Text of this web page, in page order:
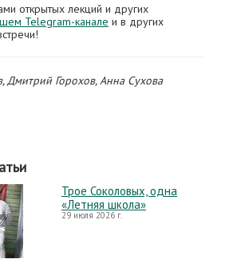
открытых лекций и других
Telegram-канале и в других
Дмитрий Горохов, Анна Сухова
Трое Соколовых, одна
«Летняя школа»
29 июля 2026 г.